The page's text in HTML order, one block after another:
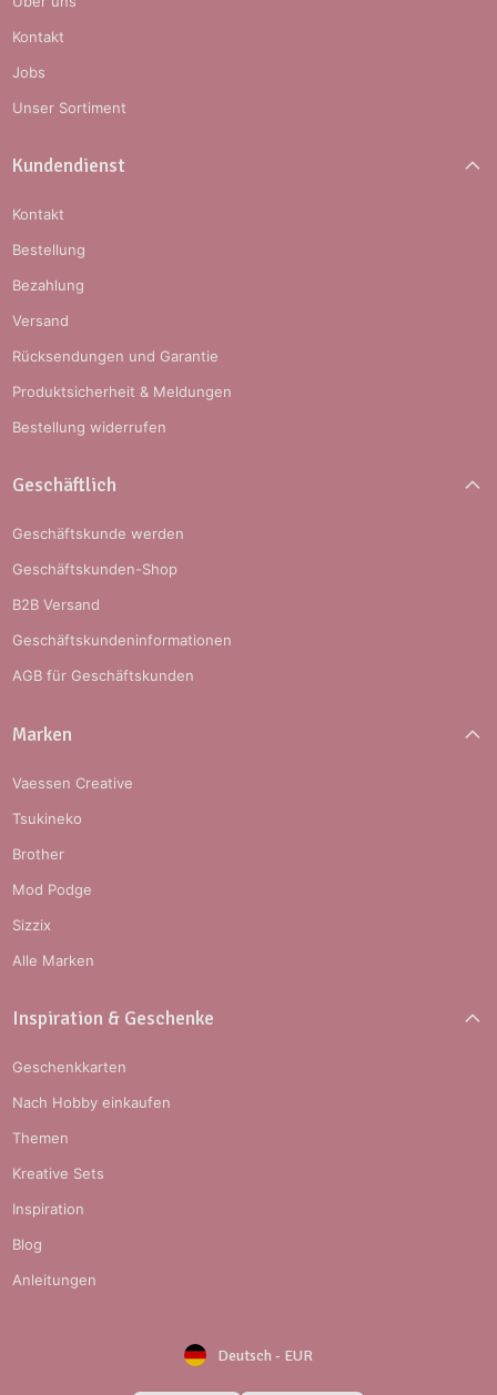
Kontakt
Jobs
Unser Sortiment
Kundendienst
Kontakt
Bestellung
Bezahlung
Versand
Rücksendungen und Garantie
Produktsicherheit & Meldungen
Bestellung widerrufen
Geschäftlich
Geschäftskunde werden
Geschäftskunden-Shop
B2B Versand
Geschäftskundeninformationen
AGB für Geschäftskunden
Marken
Vaessen Creative
Tsukineko
Brother
Mod Podge
Sizzix
Alle Marken
Inspiration & Geschenke
Geschenkkarten
Nach Hobby einkaufen
Themen
Kreative Sets
Inspiration
Blog
Anleitungen
Deutsch- EUR